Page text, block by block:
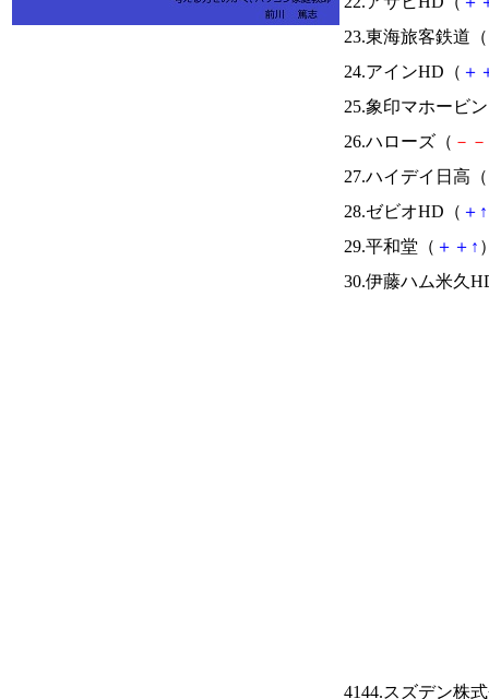
23.東海旅客鉄道（
24.アインHD（ ＋
25.象印マホービ
26.ハローズ（ － －
27.ハイデイ日高（
28.ゼビオHD（ ＋ ↑
29.平和堂（ ＋ ＋ ↑
30.伊藤ハム米久
4144.スズデン株